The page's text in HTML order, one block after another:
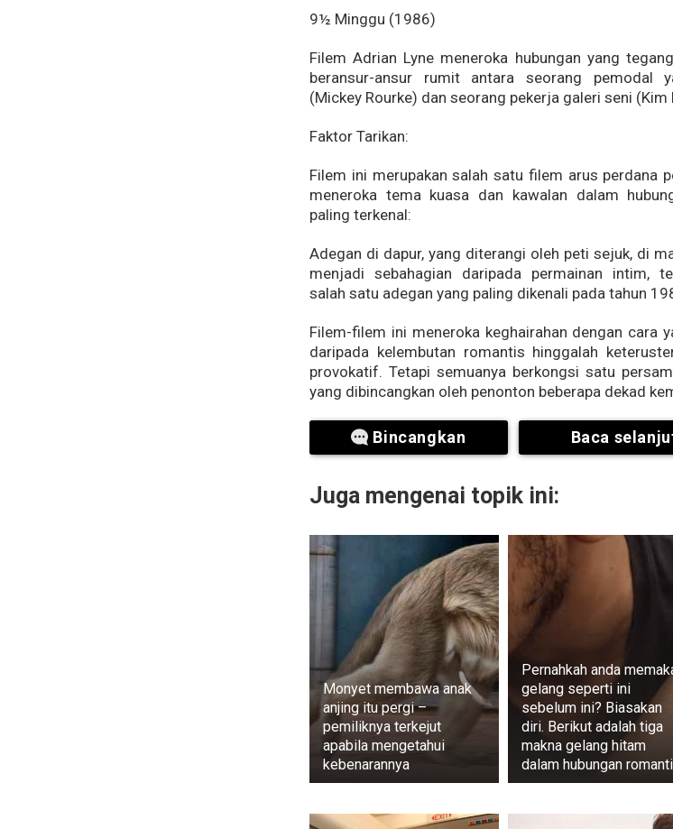
9½ Minggu (1986)
Filem Adrian Lyne meneroka hubungan yang
beransur-ansur rumit antara seorang pemodal
(Mickey Rourke) dan seorang pekerja galeri seni (Kim
Faktor Tarikan:
Filem ini merupakan salah satu filem arus perdana
meneroka tema kuasa dan kawalan dalam
paling terkenal:
Adegan di dapur, yang diterangi oleh peti sejuk, di
menjadi sebahagian daripada permainan intim,
salah satu adegan yang paling dikenali pada tahun
Filem-filem ini meneroka keghairahan dengan cara
daripada kelembutan romantis hinggalah
provokatif. Tetapi semuanya berkongsi satu
yang dibincangkan oleh penonton beberapa dekad
Bincangkan Baca
Juga mengenai topik ini:
Monyet membawa anak
anjing itu pergi –
pemiliknya terkejut
apabila mengetahui
kebenarannya
Pernahkah anda
gelang seperti ini
sebelum ini? Biasakan
diri. Berikut adalah tiga
makna gelang hitam
dalam hubungan